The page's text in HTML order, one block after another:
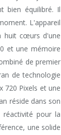
bien équilibré. Il
L'appareil
huit cœurs d'une
et une mémoire
de premier
de technologie
720 Pixels et une
réside dans son
pour la
une solide